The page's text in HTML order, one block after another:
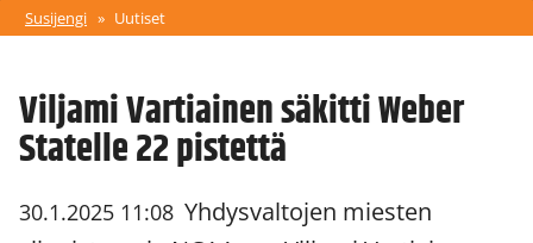
Susijengi » Uutiset
Viljami Vartiainen säkitti Weber
Statelle 22 pistettä
30.1.2025 11:08 Yhdysvaltojen miesten